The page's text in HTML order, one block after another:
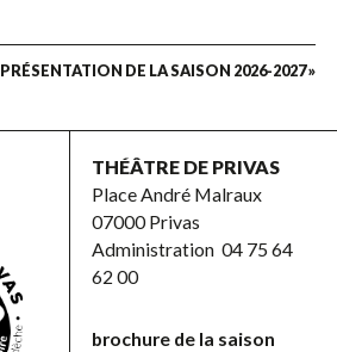
PRÉSENTATION DE LA SAISON 2026-2027 »
THÉÂTRE DE PRIVAS
Place André Malraux
07000 Privas
Administration 04 75 64
62 00
brochure de la saison